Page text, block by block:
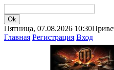
Пятница, 07.08.2026 10:30
Главная Регистрация Вход